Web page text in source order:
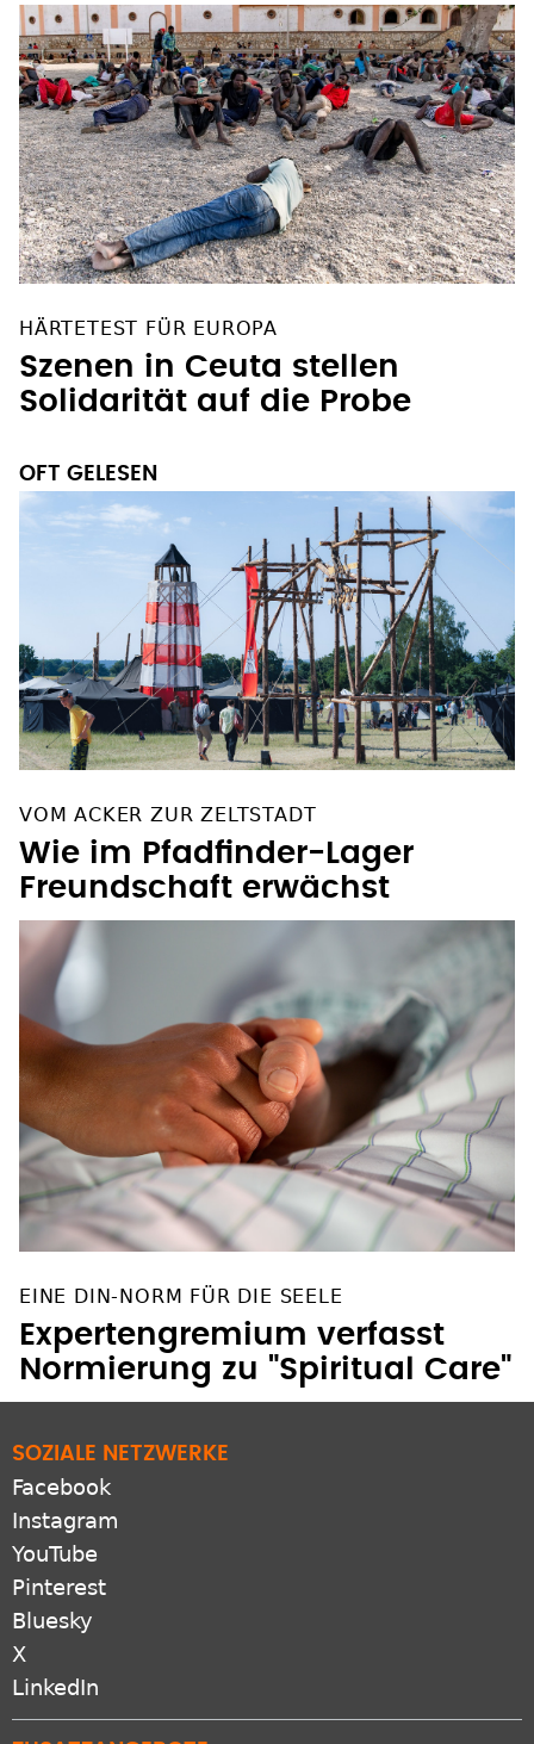
HÄRTETEST FÜR EUROPA
Szenen in Ceuta stellen
Solidarität auf die Probe
OFT GELESEN
VOM ACKER ZUR ZELTSTADT
Wie im Pfadfinder-Lager
Freundschaft erwächst
EINE DIN-NORM FÜR DIE SEELE
Expertengremium verfasst
Normierung zu "Spiritual Care"
SOZIALE NETZWERKE
Facebook
Instagram
YouTube
Pinterest
Bluesky
X
LinkedIn